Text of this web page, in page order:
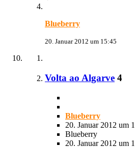
Blueberry
20. Januar 2012 um 15:45
Volta ao Algarve 4
Blueberry
20. Januar 2012 um
Blueberry
20. Januar 2012 um